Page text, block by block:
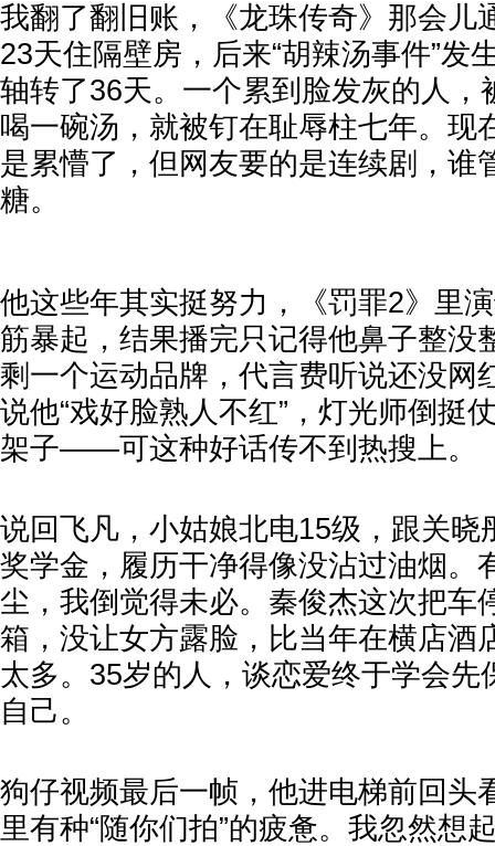
我翻了翻旧账，《龙珠传奇》那会儿
23天住隔壁房，后来“胡辣汤事件”发
轴转了36天。一个累到脸发灰的人，
喝一碗汤，就被钉在耻辱柱七年。现
是累懵了，但网友要的是连续剧，谁
糖。
他这些年其实挺努力，《罚罪2》里
筋暴起，结果播完只记得他鼻子整没
剩一个运动品牌，代言费听说还没网
说他“戏好脸熟人不红”，灯光师倒挺
架子——可这种好话传不到热搜上。
说回飞凡，小姑娘北电15级，跟关晓
奖学金，履历干净得像没沾过油烟。
尘，我倒觉得未必。秦俊杰这次把车
箱，没让女方露脸，比当年在横店酒
太多。35岁的人，谈恋爱终于学会先
自己。
狗仔视频最后一帧，他进电梯前回头
里有种“随你们拍”的疲惫。我忽然想